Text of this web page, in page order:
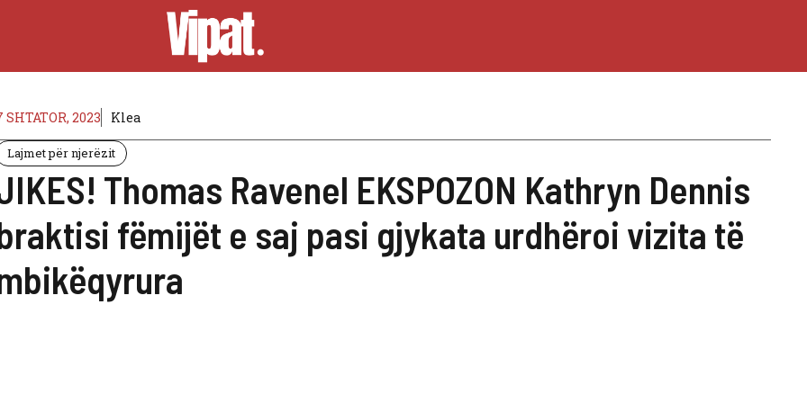
SHTATOR, 2023 Klea
Lajmet për njerëzit
Thomas Ravenel EKSPOZON Kathryn Dennis
fëmijët e saj pasi gjykata urdhëroi vizita të